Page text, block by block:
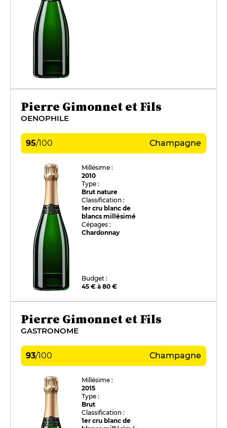
Pierre Gimonnet et Fils
OENOPHILE
95/100 Champagne
Millésime :
2010
Type :
Brut nature
Classification :
1er cru blanc de
blancs millésimé
Cépages :
Chardonnay
Budget :
45 € à 80 €
Pierre Gimonnet et Fils
GASTRONOME
93/100 Champagne
Millésime :
2015
Type :
Brut
Classification :
1er cru blanc de